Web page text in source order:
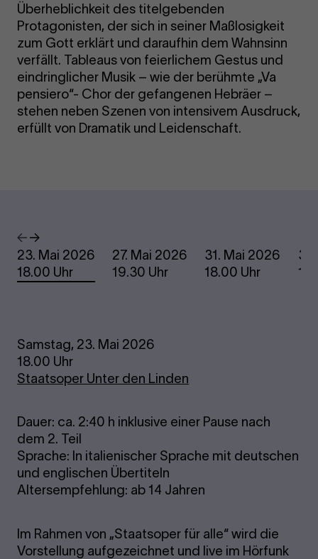
Überheblichkeit des titelgebenden
Protagonisten, der sich in seiner Maßlosigkeit
zum Gott erklärt und daraufhin dem Wahnsinn
verfällt. Tableaus von feierlichem Gestus und
eindringlicher Musik – wie der berühmte „Va
pensiero“- Chor der gefangenen Hebräer –
stehen neben Szenen von intensivem Ausdruck,
erfüllt von Dramatik und Leidenschaft.
Termine
Vorheriges
Nächstes
23. Mai 2026
18.00 Uhr
27. Mai 2026
19.30 Uhr
31. Mai 2026
18.00 Uhr
3.
Samstag, 23. Mai 2026
18.00 Uhr
Staatsoper Unter den Linden
Dauer: ca. 2:40 h inklusive einer Pause nach
dem 2. Teil
Sprache: In italienischer Sprache mit deutschen
und englischen Übertiteln
Altersempfehlung: ab 14 Jahren
Im Rahmen von „Staatsoper für alle“ wird die
Vorstellung aufgezeichnet und live im Hörfunk